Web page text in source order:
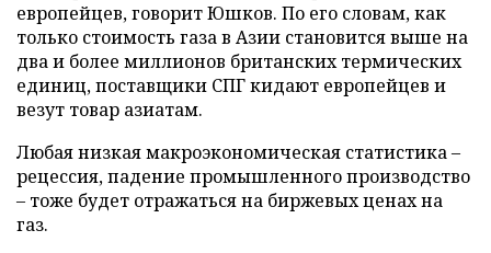
европейцев, говорит Юшков. По его словам, как
только стоимость газа в Азии становится выше на
два и более миллионов британских термических
единиц, поставщики СПГ кидают европейцев и
везут товар азиатам.
Любая низкая макроэкономическая статистика –
рецессия, падение промышленного производство
– тоже будет отражаться на биржевых ценах на
газ.